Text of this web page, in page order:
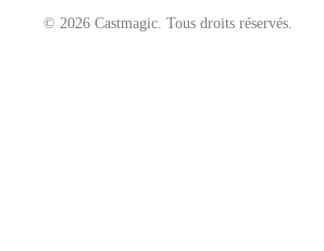
© 2026 Castmagic. Tous droits réservés.